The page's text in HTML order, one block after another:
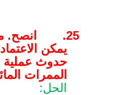
25.
انصح.
يمكن
حدوث عملية
الممرات
الحل: